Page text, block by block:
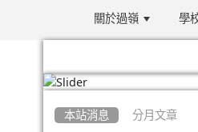
關於過嶺 學
本站消息 分月文章